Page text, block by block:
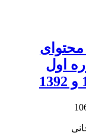
محتوای
اول